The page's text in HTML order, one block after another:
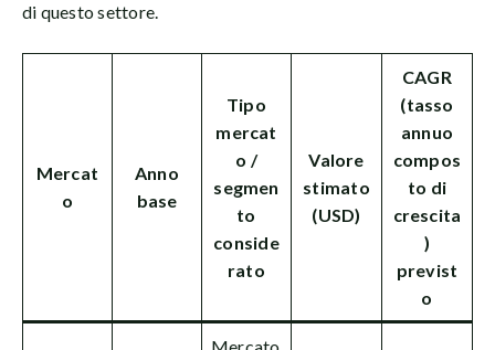
di questo settore.
Mercat
o
Anno
base
Tipo
mercat
o /
segmen
to
conside
rato
Valore
stimato
(USD)
CAGR
(tasso
annuo
compos
to di
crescita
)
previst
o